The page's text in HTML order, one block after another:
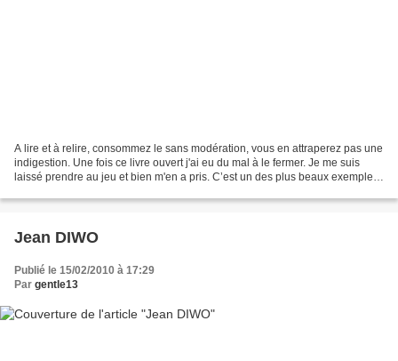
A lire et à relire, consommez le sans modération, vous en attraperez pas une
indigestion. Une fois ce livre ouvert j'ai eu du mal à le fermer. Je me suis
laissé prendre au jeu et bien m'en a pris. C’est un des plus beaux exemples
Jean DIWO
Publié le 15/02/2010 à 17:29
Par gentle13